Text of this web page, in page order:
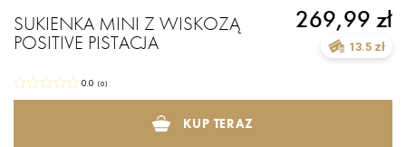
SUKIENKA MINI Z WISKOZĄ
POSITIVE PISTACJA
269,99 zł
13.5 zł
0.0 (0)
KUP TERAZ